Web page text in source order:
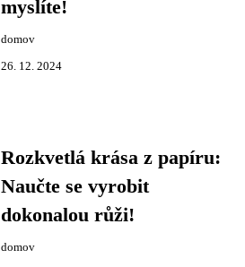
myslíte!
domov
26. 12. 2024
Rozkvetlá krása z papíru:
Naučte se vyrobit
dokonalou růži!
domov